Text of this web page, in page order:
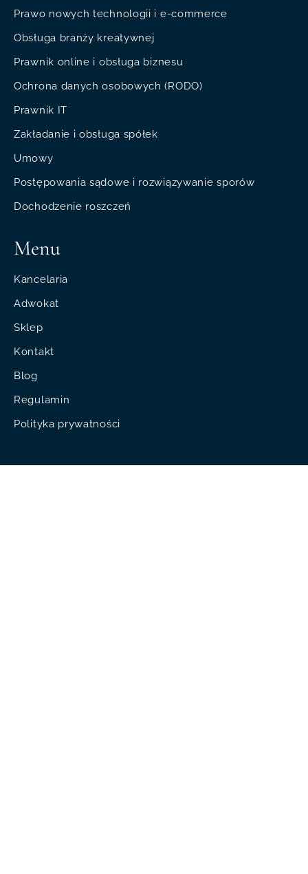
Prawo nowych technologii i e-commerce
Obsługa branży kreatywnej
Prawnik online i obsługa biznesu
Ochrona danych osobowych (RODO)
Prawnik IT
Zakładanie i obsługa spółek
Umowy
Postępowania sądowe i rozwiązywanie sporów
Dochodzenie roszczeń
Menu
Kancelaria
Adwokat
Sklep
Kontakt
Blog
Regulamin
Polityka prywatności